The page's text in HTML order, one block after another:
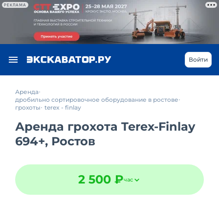
РЕКЛАМА
Войти
Аренда
дробильно сортировочное оборудование в ростове
грохоты terex - finlay
Аренда грохота Terex-Finlay
694+, Ростов
2 500 ₽час